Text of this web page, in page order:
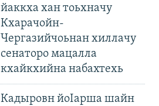
йаккха хан тоьхначу
Кхарачойн-
Чергазийчоьнан хиллачу
сенаторо мацалла
кхайкхийна набахтехь
Кадыровн йоIарша шайн